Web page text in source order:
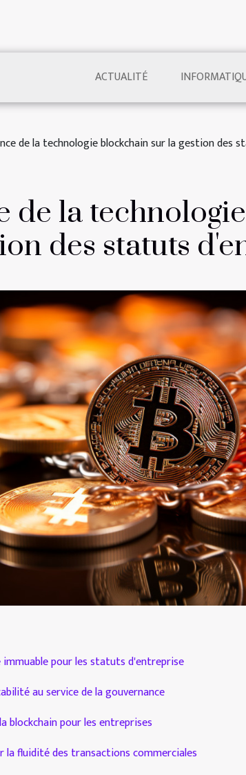
ACTUALITÉ
de la technologie blockchain sur la gestion des
de la
des statuts
immuable pour les statuts d'entreprise
au service de la gouvernance
blockchain pour les entreprises
la fluidité des transactions commerciales